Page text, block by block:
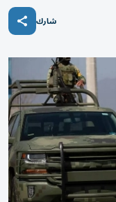
شارك